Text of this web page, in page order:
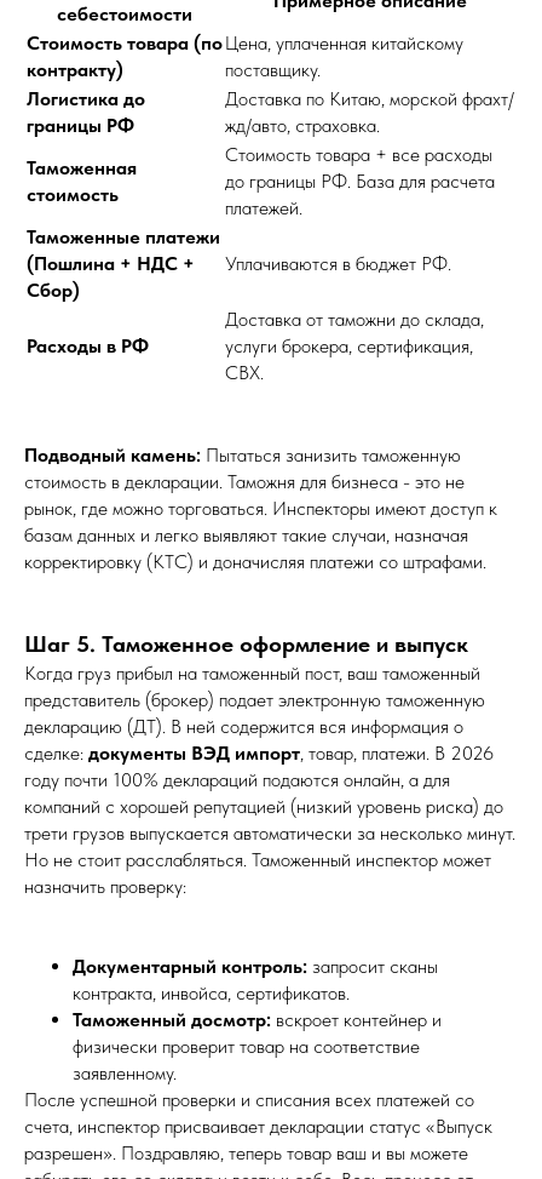
себестоимости
Стоимость товара (по
контракту)
Цена, уплаченная китайскому
поставщику.
Логистика до
границы РФ
Доставка по Китаю, морской фрахт/
жд/авто, страховка.
Таможенная
стоимость
Стоимость товара + все расходы
до границы РФ. База для расчета
платежей.
Таможенные платежи
(Пошлина + НДС +
Сбор)
Уплачиваются в бюджет РФ.
Расходы в РФ
Доставка от таможни до склада,
услуги брокера, сертификация,
СВХ.
Подводный камень: Пытаться занизить таможенную
стоимость в декларации. Таможня для бизнеса - это не
рынок, где можно торговаться. Инспекторы имеют доступ к
базам данных и легко выявляют такие случаи, назначая
корректировку (КТС) и доначисляя платежи со штрафами.
Шаг 5. Таможенное оформление и выпуск
Когда груз прибыл на таможенный пост, ваш таможенный
представитель (брокер) подает электронную таможенную
декларацию (ДТ). В ней содержится вся информация о
сделке: документы ВЭД импорт , товар, платежи. В 2026
году почти 100% деклараций подаются онлайн, а для
компаний с хорошей репутацией (низкий уровень риска) до
трети грузов выпускается автоматически за несколько минут.
Но не стоит расслабляться. Таможенный инспектор может
назначить проверку:
Документарный контроль: запросит сканы
контракта, инвойса, сертификатов.
Таможенный досмотр: вскроет контейнер и
физически проверит товар на соответствие
заявленному.
После успешной проверки и списания всех платежей со
счета, инспектор присваивает декларации статус «Выпуск
разрешен». Поздравляю, теперь товар ваш и вы можете